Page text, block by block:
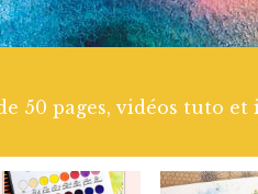
coloriage aux crayons de